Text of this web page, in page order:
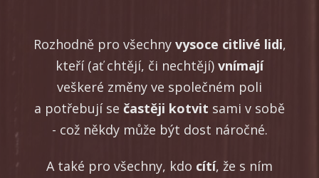
Rozhodně pro všechny vysoce citlivé lidi,
kteří (ať chtějí, či nechtějí) vnímají
veškeré změny ve společném poli
a potřebují se častěji kotvit sami v sobě
- což někdy může být dost náročné.
A také pro všechny, kdo cítí, že s ním